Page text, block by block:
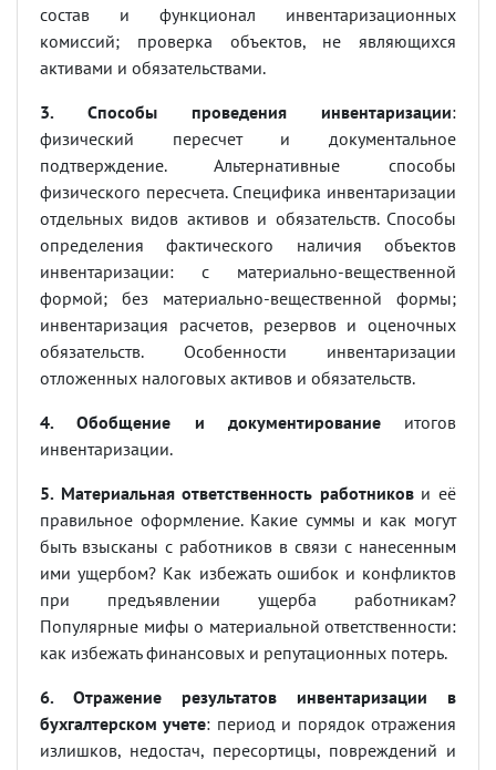
состав и функционал инвентаризационных
комиссий; проверка объектов, не являющихся
активами и обязательствами.
3. Способы проведения инвентаризации:
физический пересчет и документальное
подтверждение. Альтернативные способы
физического пересчета. Специфика инвентаризации
отдельных видов активов и обязательств. Способы
определения фактического наличия объектов
инвентаризации: с материально-вещественной
формой; без материально-вещественной формы;
инвентаризация расчетов, резервов и оценочных
обязательств. Особенности инвентаризации
отложенных налоговых активов и обязательств.
4. Обобщение и документирование итогов
инвентаризации.
5. Материальная ответственность работникови её
правильное оформление. Какие суммы и как могут
быть взысканы с работников в связи с нанесенным
ими ущербом? Как избежать ошибок и конфликтов
при предъявлении ущерба работникам?
Популярные мифы о материальной ответственности:
как избежать финансовых и репутационных потерь.
6. Отражение результатов инвентаризации в
бухгалтерском учете: период и порядок отражения
излишков, недостач, пересортицы, повреждений и